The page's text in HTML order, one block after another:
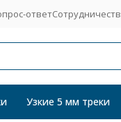
ответ
Узкие 5 мм треки